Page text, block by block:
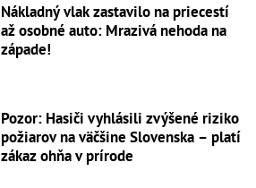
Nákladný vlak zastavilo na priecestí
až osobné auto: Mrazivá nehoda na
západe!
Pozor: Hasiči vyhlásili zvýšené riziko
požiarov na väčšine Slovenska – platí
zákaz ohňa v prírode